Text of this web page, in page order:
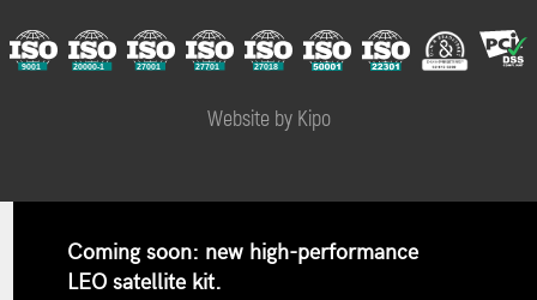
Website by Kipo
Coming soon: new high-performance
LEO satellite kit.